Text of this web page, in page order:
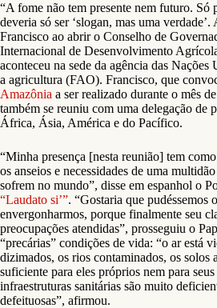
“A fome não tem presente nem futuro. Só
deveria só ser ‘slogan, mas uma
Francisco ao abrir o Conselho de
Internacional de Desenvolvimento
aconteceu na sede da agência das Nações
a agricultura (FAO). Francisco, que
Amazônia a ser realizado durante o mês
também se reuniu com uma delegação de
África, Ásia, América e do Pacífico.
“Minha presença [nesta reunião] tem
os anseios e necessidades de uma
sofrem no mundo”, disse em espanhol o
“Laudato si’”. “Gostaria que pudéssemos
envergonharmos, porque finalmente seu
preocupações atendidas”, prosseguiu o
“precárias” condições de vida: “o ar está
dizimados, os rios contaminados, os solos
suficiente para eles próprios nem para
infraestruturas sanitárias são muito
defeituosas”, afirmou.